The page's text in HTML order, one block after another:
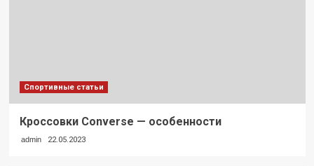
Спортивные статьи
Кроссовки Converse — особенности
admin 22.05.2023